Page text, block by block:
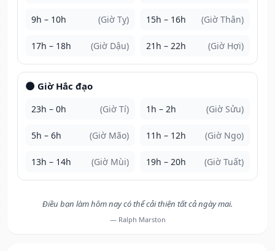
9h – 10h (Giờ Tỵ) 15h – 16h (Giờ Thân)
17h – 18h (Giờ Dậu) 21h – 22h (Giờ Hợi)
🌑 Giờ Hắc đạo
23h – 0h (Giờ Tí) 1h – 2h (Giờ Sửu)
5h – 6h (Giờ Mão) 11h – 12h (Giờ Ngọ)
13h – 14h (Giờ Mùi) 19h – 20h (Giờ Tuất)
Điều bạn làm hôm nay có thể cải thiện tất cả ngày mai.
— Ralph Marston